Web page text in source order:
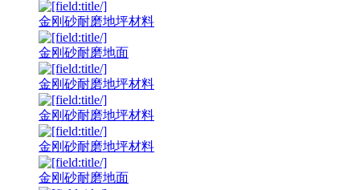
金刚砂耐磨地坪材料
金刚砂耐磨地面
金刚砂耐磨地坪材料
金刚砂耐磨地坪材料
金刚砂耐磨地坪材料
金刚砂耐磨地面